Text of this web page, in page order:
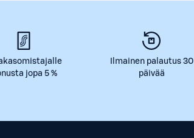
jopa 5 %
Ilmainen palautus 30
päivää